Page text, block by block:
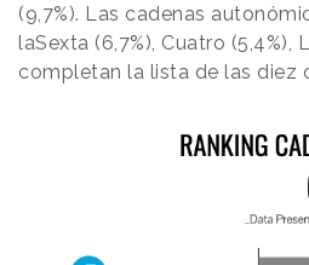
(9,7%). Las cadenas
laSexta (6,7%), Cuatro (5,4%),
completan la lista de las diez